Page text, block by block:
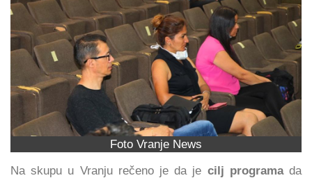
Foto Vranje News
Na skupu u Vranju rečeno je da je cilj programada